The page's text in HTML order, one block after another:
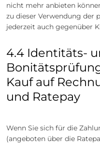
nicht mehr anbieten
zu dieser Verwendung der
jederzeit auch gegenüber
4.4 Identitäts-
Kauf auf
und Ratepay
Wenn Sie sich für die
(angeboten über die